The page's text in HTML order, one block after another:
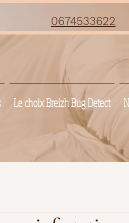
0674533622
Le choix Breizh Bug Detect